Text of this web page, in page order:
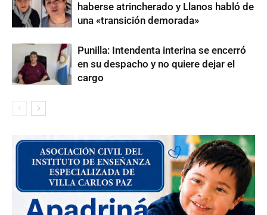
haberse atrincherado y Llanos habló de
una «transición demorada»
Punilla: Intendenta interina se encerró
en su despacho y no quiere dejar el
cargo